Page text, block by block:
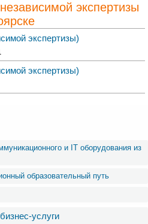
экспертизы
экспертизы)
экспертизы)
и IT оборудования из
образовательный путь
услуги